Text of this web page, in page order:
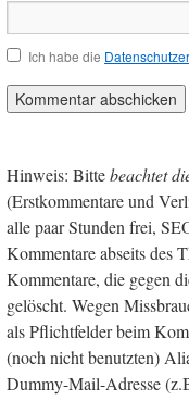
Ich habe die
Hinweis: Bittebeachtet
(Erstkommentare und
alle paar Stunden frei,
Kommentare abseits des
Kommentare, die gegen
gelöscht. Wegen
als Pflichtfelder beim
(noch nicht benutzten)
Dummy-Mail-Adresse